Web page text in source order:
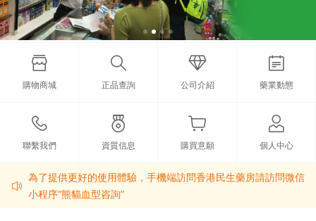
購物商城 正品查詢 公司介紹 藥業動態
聯繫我們 資質信息 購買意願 個人中心
為了提供更好的使用體驗，手機端訪問香港民生藥房請訪問微信
小程序“熊貓血型咨詢”